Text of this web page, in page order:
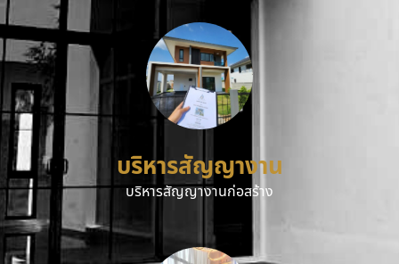
บริหารสัญญางาน
บริหารสัญญางานก่อสร้าง